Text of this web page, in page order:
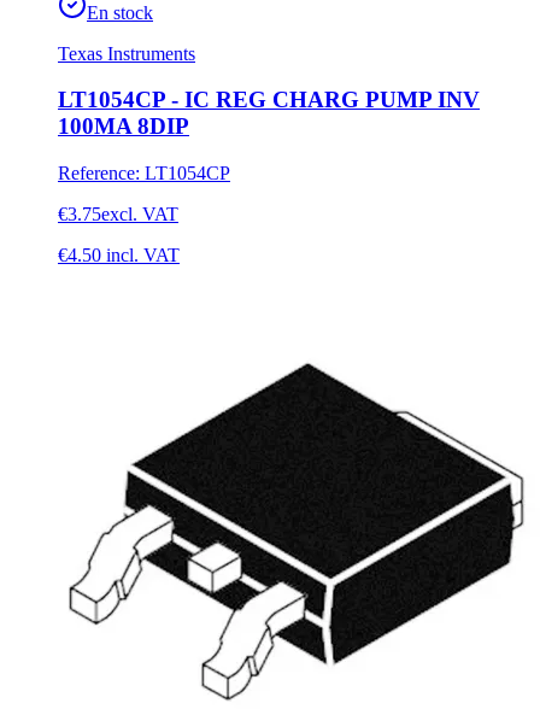
En stock
Texas Instruments
LT1054CP - IC REG CHARG PUMP INV
100MA 8DIP
Reference: LT1054CP
€3.75excl. VAT
€4.50 incl. VAT